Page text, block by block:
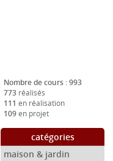
Nombre de cours : 993
773 réalisés
111 en réalisation
109en projet
catégories
maison & jardin